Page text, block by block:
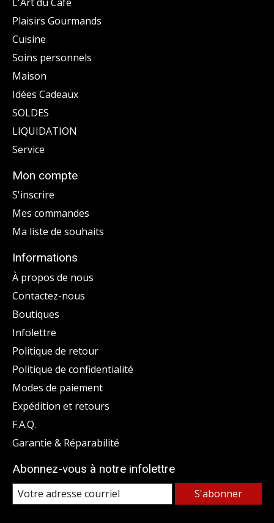
Plaisirs Gourmands
Cuisine
Soins personnels
Maison
Idées Cadeaux
SOLDES
LIQUIDATION
Service
Mon compte
S'inscrire
Mes commandes
Ma liste de souhaits
Informations
À propos de nous
Contactez-nous
Boutiques
Infolettre
Politique de retour
Politique de confidentialité
Modes de paiement
Expédition et retours
F.A.Q.
Garantie & Réparabilité
Abonnez-vous à notre infolettre
S'abonner